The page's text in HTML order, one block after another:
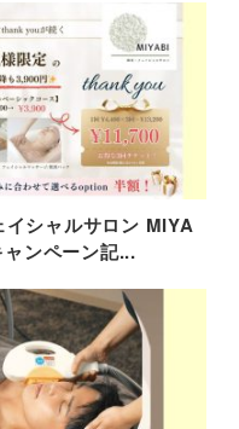
イシャルサロン MIYA
ンペーン記...